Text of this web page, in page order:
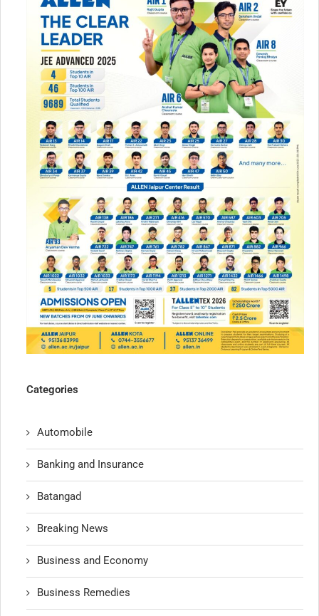
Categories
Automobile
Banking and Insurance
Batangad
Breaking News
Business and Economy
Business Remedies